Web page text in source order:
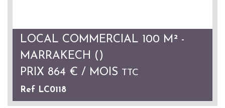
LOCAL COMMERCIAL 100 M² -
MARRAKECH ()
PRIX 864 € / MOIS TTC
Ref LC0118